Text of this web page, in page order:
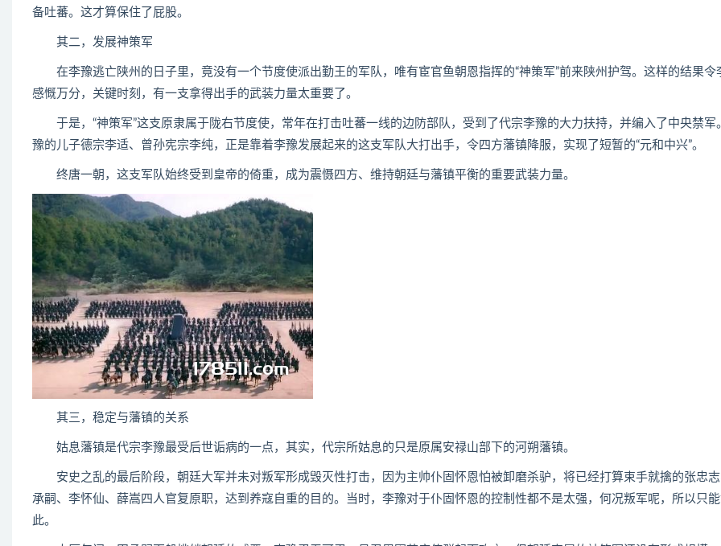
备吐蕃。这才算保住了屁股。
其二，发展神策军
在李豫逃亡陕州的日子里，竟没有一个节度使派出勤王的军队，唯有宦官鱼朝恩指挥的“神策军”前来陕州护驾。这样的结果令
感慨万分，关键时刻，有一支拿得出手的武装力量太重要了。
于是，“神策军”这支原隶属于陇右节度使，常年在打击吐蕃一线的边防部队，受到了代宗李豫的大力扶持，并编入了中央禁军
豫的儿子德宗李适、曾孙宪宗李纯，正是靠着李豫发展起来的这支军队大打出手，令四方藩镇降服，实现了短暂的“元和中兴”。
终唐一朝，这支军队始终受到皇帝的倚重，成为震慑四方、维持朝廷与藩镇平衡的重要武装力量。
其三，稳定与藩镇的关系
姑息藩镇是代宗李豫最受后世诟病的一点，其实，代宗所姑息的只是原属安禄山部下的河朔藩镇。
安史之乱的最后阶段，朝廷大军并未对叛军形成毁灭性打击，因为主帅仆固怀恩怕被卸磨杀驴，将已经打算束手就擒的张忠志
承嗣、李怀仙、薛嵩四人官复原职，达到养寇自重的目的。当时，李豫对于仆固怀恩的控制性都不是太强，何况叛军呢，所以只能
此。